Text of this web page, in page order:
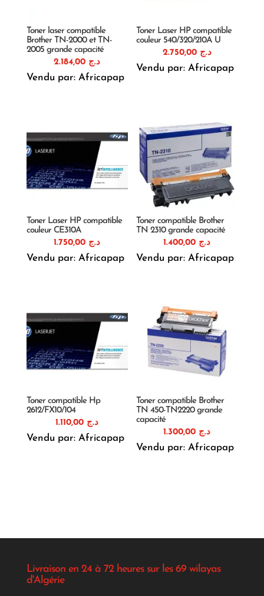
Toner laser compatible
Brother TN-2000 et TN-
2005 grande capacité
د.ج
Vendu par: Africapap
Toner Laser HP compatible
couleur 540/320/210A U
د.ج 2.750,00
Vendu par: Africapap
Toner Laser HP compatible
couleur CE310A
د.ج
Vendu par: Africapap
Toner compatible Brother
TN 2310 grande capacité
د.ج
Vendu par: Africapap
Toner compatible Hp
2612/FX10/104
د.ج
Vendu par: Africapap
Toner compatible Brother
TN 450-TN2220 grande
capacité
د.ج
Vendu par: Africapap
Livraison en 24 à 72 heures sur les 69 wilayas
d'Algérie